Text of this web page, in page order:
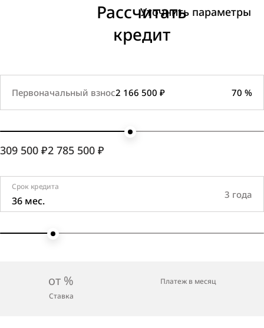
Рассчитать
кредит
Уточнить параметры
Первоначальный взнос2 166 500 ₽ 70 %
309 500 ₽2 785 500 ₽
Срок кредита
36 мес. 3 года
от %
Ставка
Платеж в месяц